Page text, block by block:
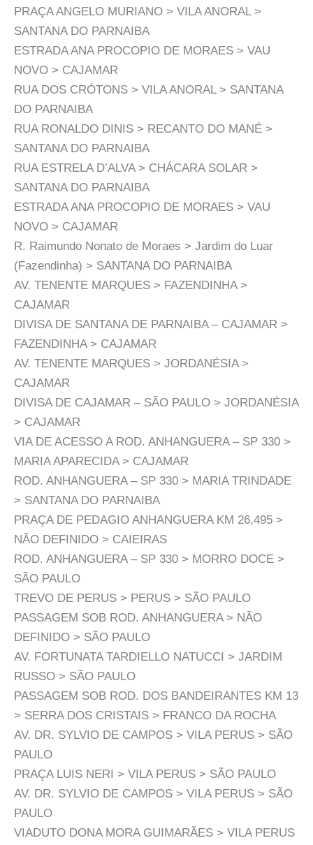
PRAÇA ANGELO MURIANO > VILA ANORAL >
SANTANA DO PARNAIBA
ESTRADA ANA PROCOPIO DE MORAES > VAU
NOVO > CAJAMAR
RUA DOS CRÓTONS > VILA ANORAL > SANTANA
DO PARNAIBA
RUA RONALDO DINIS > RECANTO DO MANÉ >
SANTANA DO PARNAIBA
RUA ESTRELA D’ALVA > CHÁCARA SOLAR >
SANTANA DO PARNAIBA
ESTRADA ANA PROCOPIO DE MORAES > VAU
NOVO > CAJAMAR
R. Raimundo Nonato de Moraes > Jardim do Luar
(Fazendinha) > SANTANA DO PARNAIBA
AV. TENENTE MARQUES > FAZENDINHA >
CAJAMAR
DIVISA DE SANTANA DE PARNAIBA – CAJAMAR >
FAZENDINHA > CAJAMAR
AV. TENENTE MARQUES > JORDANÉSIA >
CAJAMAR
DIVISA DE CAJAMAR – SÃO PAULO > JORDANÉSIA
> CAJAMAR
VIA DE ACESSO A ROD. ANHANGUERA – SP 330 >
MARIA APARECIDA > CAJAMAR
ROD. ANHANGUERA – SP 330 > MARIA TRINDADE
> SANTANA DO PARNAIBA
PRAÇA DE PEDAGIO ANHANGUERA KM 26,495 >
NÃO DEFINIDO > CAIEIRAS
ROD. ANHANGUERA – SP 330 > MORRO DOCE >
SÃO PAULO
TREVO DE PERUS > PERUS > SÃO PAULO
PASSAGEM SOB ROD. ANHANGUERA > NÃO
DEFINIDO > SÃO PAULO
AV. FORTUNATA TARDIELLO NATUCCI > JARDIM
RUSSO > SÃO PAULO
PASSAGEM SOB ROD. DOS BANDEIRANTES KM 13
> SERRA DOS CRISTAIS > FRANCO DA ROCHA
AV. DR. SYLVIO DE CAMPOS > VILA PERUS > SÃO
PAULO
PRAÇA LUIS NERI > VILA PERUS > SÃO PAULO
AV. DR. SYLVIO DE CAMPOS > VILA PERUS > SÃO
PAULO
VIADUTO DONA MORA GUIMARÃES > VILA PERUS